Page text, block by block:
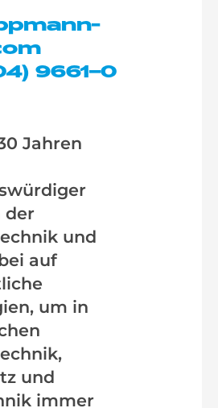
9661–0
Jahren
der
und
auf
um in
und
immer